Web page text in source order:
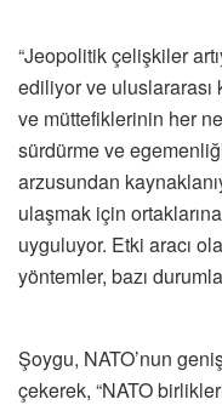
“Jeopolitik çelişkiler
ediliyor ve uluslararası
ve müttefiklerinin her
sürdürme ve
arzusundan
ulaşmak için
uyguluyor. Etki aracı
yöntemler, bazı
Şoygu, NATO’nun
çekerek, “NATO